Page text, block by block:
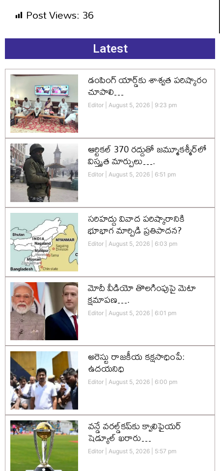
Post Views: 36
Latest
డంపింగ్ యార్డ్‌కు శాశ్వత పరిష్కారం
చూపాలి…
Editor August 5, 2026 9:23 pm
ఆర్టికల్ 370 రద్దుతో జమ్మూకశ్మీర్‌లో
విస్తృత మార్పులు….
Editor August 5, 2026 6:51 pm
సరిహద్దు వివాద పరిష్కారానికి
భూభాగ మార్పిడి ప్రతిపాదన?
Editor August 5, 2026 6:03 pm
మోదీ వీడియో తొలగింపుపై మెటా
క్షమాపణ….
Editor August 5, 2026 6:01 pm
అరెస్టు రాజకీయ కక్షసాధింపే:
ఉదయనిధి
Editor August 5, 2026 6:00 pm
వన్డే వరల్డ్‌కప్‌కు క్వాలిఫైయర్
షెడ్యూల్ ఖరారు…
Editor August 5, 2026 5:57 pm